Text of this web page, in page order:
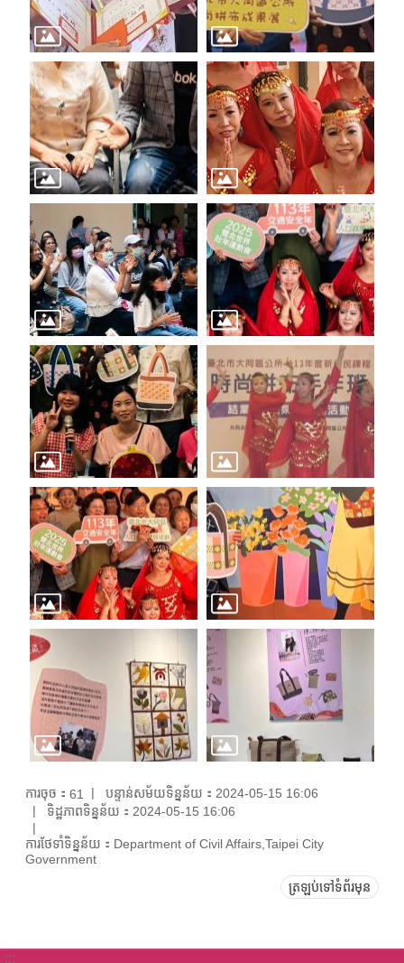
ការចុច： 61
បន្ទាន់សម័យទិន្នន័យ：2024-05-15 16:06
ទិដ្ឋភាពទិន្នន័យ：2024-05-15 16:06
ការថែទាំទិន្នន័យ：Department of Civil Affairs,Taipei City
Government
ត្រឡប់ទៅទំព័រមុន
:::